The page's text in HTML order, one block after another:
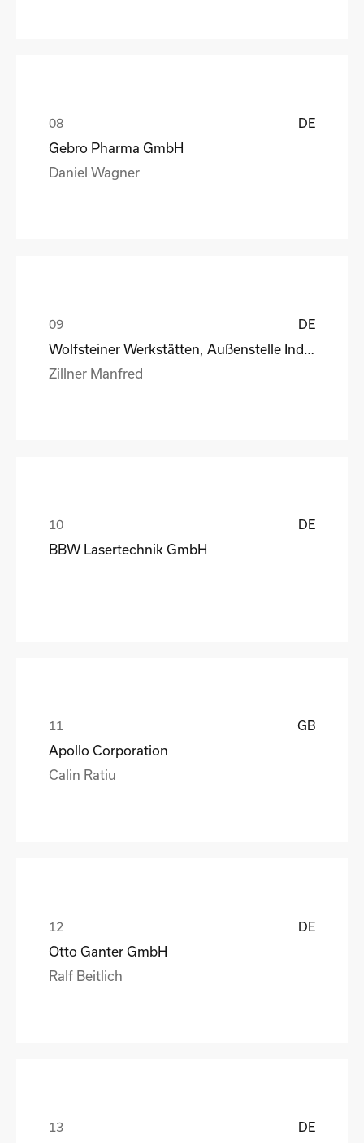
DE
Gebro Pharma GmbH
Daniel Wagner
DE
Zillner Manfred
DE
BBW Lasertechnik GmbH
GB
Apollo Corporation
Calin Ratiu
DE
Otto Ganter GmbH
Ralf Beitlich
DE